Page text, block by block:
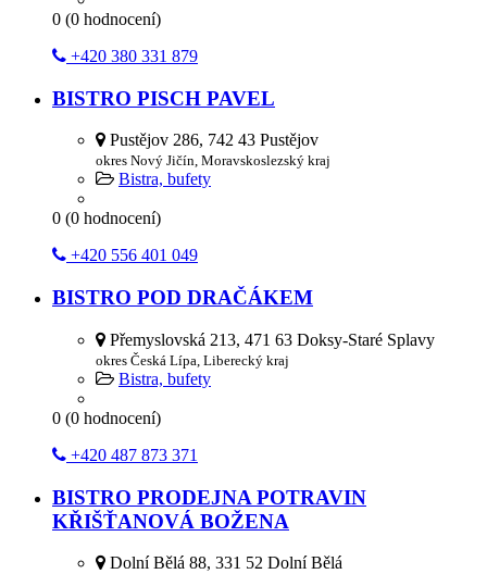
0 (0 hodnocení)
+420 380 331 879
BISTRO PISCH PAVEL
Pustějov 286, 742 43 Pustějov
okres Nový Jičín, Moravskoslezský kraj
Bistra, bufety
0 (0 hodnocení)
+420 556 401 049
BISTRO POD DRAČÁKEM
Přemyslovská 213, 471 63 Doksy-Staré Splavy
okres Česká Lípa, Liberecký kraj
Bistra, bufety
0 (0 hodnocení)
+420 487 873 371
BISTRO PRODEJNA POTRAVIN
KŘIŠŤANOVÁ BOŽENA
Dolní Bělá 88, 331 52 Dolní Bělá